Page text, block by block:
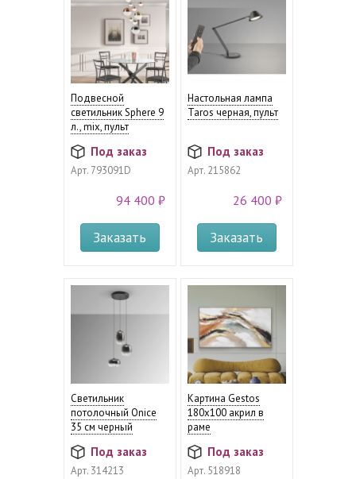
Подвесной
светильник Sphere 9
л., mix, пульт
Под заказ
Арт.793091D
94 400 ₽
Заказать
Настольная лампа
Taros черная, пульт
Под заказ
Арт.215862
26 400 ₽
Заказать
Светильник
потолочный Onice
35 см черный
Под заказ
Арт.314213
Картина Gestos
180х100 акрил в
раме
Под заказ
Арт.518918